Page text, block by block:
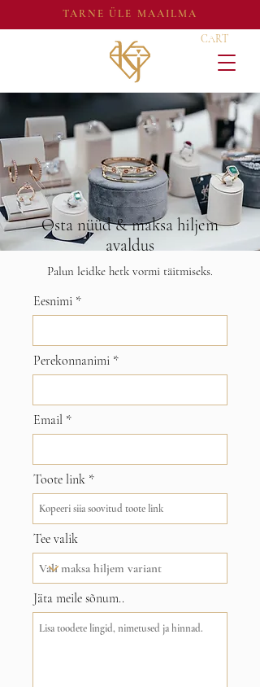
TARNE ÜLE MAAILMA
CART
Osta nüüd & maksa hiljem
avaldus
Palun leidke hetk vormi täitmiseks.
Eesnimi
Perekonnanimi
Email
Toote link
Tee valik
Jäta meile sõnum..